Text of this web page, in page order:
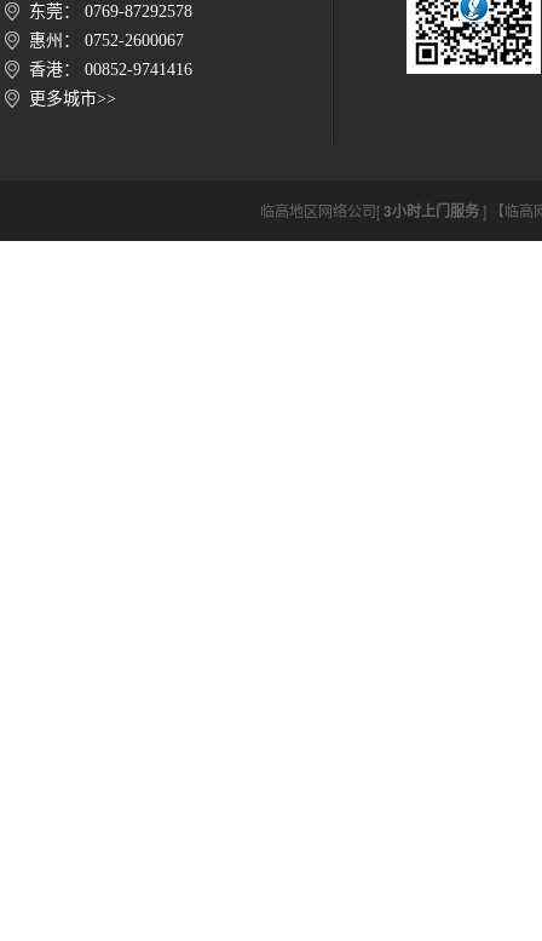
东莞： 0769-87292578
惠州： 0752-2600067
香港： 00852-9741416
更多城市>>
临高地区网络公司[3小时上门服务] 【临高